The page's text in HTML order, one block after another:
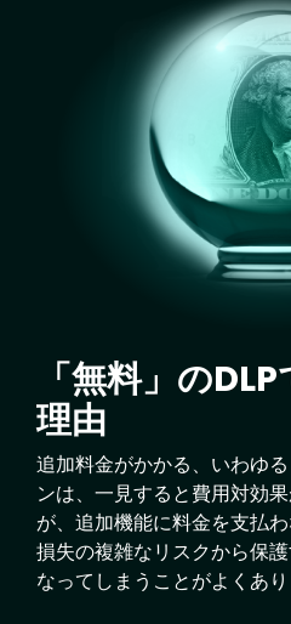
「無料」の
理由
追加料金がかかる、いわゆ
ンは、一見すると費用対効
が、追加機能に料金を支払
損失の複雑なリスクから保
なってしまうことがよくあり